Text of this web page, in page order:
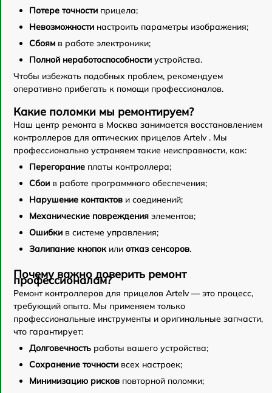
Потере точности прицела;
Невозможности настроить параметры изображения;
Сбоям в работе электроники;
Полной неработоспособности устройства.
Чтобы избежать подобных проблем, рекомендуем
оперативно прибегать к помощи профессионалов.
Какие поломки мы ремонтируем?
Наш центр ремонта в Москва занимается восстановлением
контроллеров для оптических прицелов Artelv . Мы
профессионально устраняем такие неисправности, как:
Перегорание платы контроллера;
Сбои в работе программного обеспечения;
Нарушение контактов и соединений;
Механические повреждения элементов;
Ошибки в системе управления;
Залипание кнопокили отказ сенсоров.
Почему важно доверить ремонт
профессионалам?
Ремонт контроллеров для прицелов Artelv — это процесс,
требующий опыта. Мы применяем только
профессиональные инструменты и оригинальные запчасти,
что гарантирует:
Долговечность работы вашего устройства;
Сохранение точности всех настроек;
Минимизацию рисков повторной поломки;